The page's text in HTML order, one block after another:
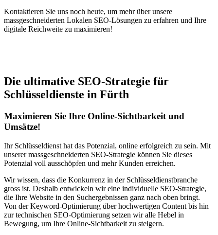
Kontaktieren Sie uns noch heute, um mehr über unsere
massgeschneiderten Lokalen SEO-Lösungen zu erfahren und Ihre
digitale Reichweite zu maximieren!
Die ultimative SEO-Strategie für
Schlüsseldienste in Fürth
Maximieren Sie Ihre Online-Sichtbarkeit und
Umsätze!
Ihr Schlüsseldienst hat das Potenzial, online erfolgreich zu sein. Mit
unserer massgeschneiderten SEO-Strategie können Sie dieses
Potenzial voll ausschöpfen und mehr Kunden erreichen.
Wir wissen, dass die Konkurrenz in der Schlüsseldienstbranche
gross ist. Deshalb entwickeln wir eine individuelle SEO-Strategie,
die Ihre Website in den Suchergebnissen ganz nach oben bringt.
Von der Keyword-Optimierung über hochwertigen Content bis hin
zur technischen SEO-Optimierung setzen wir alle Hebel in
Bewegung, um Ihre Online-Sichtbarkeit zu steigern.